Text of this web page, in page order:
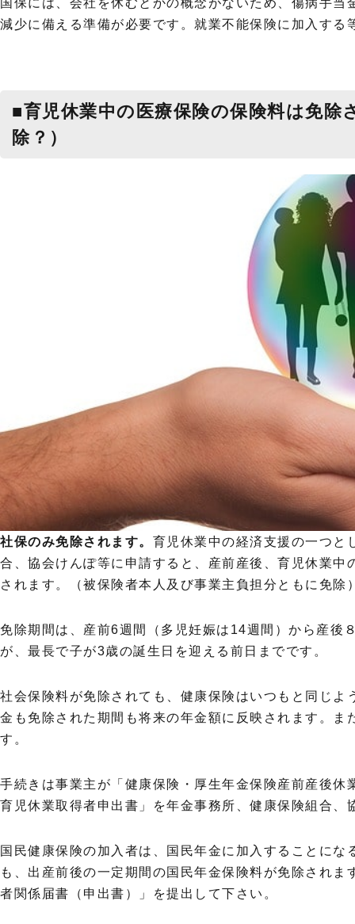
国保には、会社を休むとかの概念がないため、傷病手
減少に備える準備が必要です。就業不能保険に加入する
■育児休業中の医療保険の保険料は免除
除？）
社保のみ免除されます。 育児休業中の経済支援の一つと
合、協会けんぽ等に申請すると、産前産後、育児休業
されます。（被保険者本人及び事業主負担分ともに免除
免除期間は、産前6週間（多児妊娠は14週間）から産後
が、最長で子が3歳の誕生日を迎える前日までです。
社会保険料が免除されても、健康保険はいつもと同じ
金も免除された期間も将来の年金額に反映されます。
す。
手続きは事業主が「健康保険・厚生年金保険産前産後
育児休業取得者申出書」を年金事務所、健康保険組合、
国民健康保険の加入者は、国民年金に加入することに
も、出産前後の一定期間の国民年金保険料が免除され
者関係届書（申出書）」を提出して下さい。